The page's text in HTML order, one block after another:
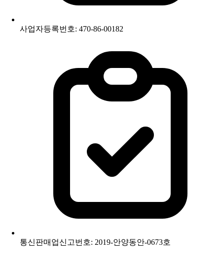
사업자등록번호: 470-86-00182
통신판매업신고번호: 2019-안양동안-0673호